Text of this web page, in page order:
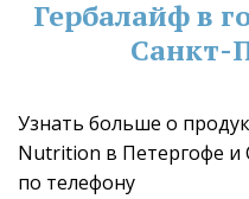
Гербалайф в
Санкт-
Узнать больше о
Nutrition в Петергофе и
по телефону